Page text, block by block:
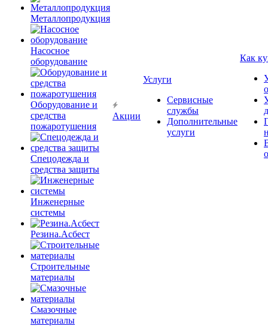
Металлопродукция
Насосное
оборудование
Оборудование и
средства
пожаротушения
Спецодежда и
средства защиты
Инженерные
системы
Резина.Асбест
Строительные
материалы
Смазочные
материалы
Акции
Услуги
Сервисные
службы
Дополнительные
услуги
Как